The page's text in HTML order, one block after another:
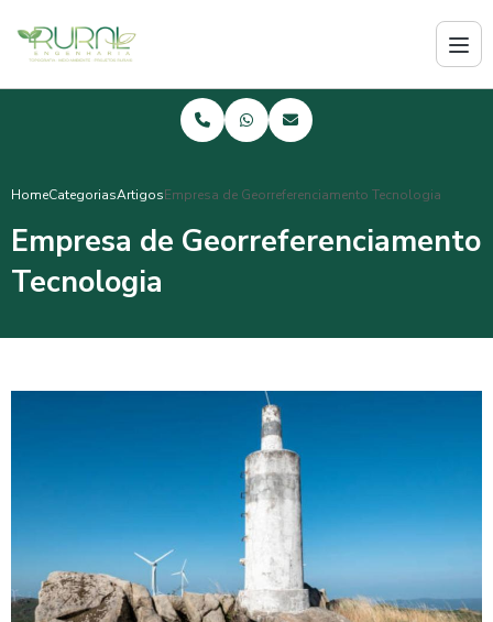
HomeCategoriasArtigosEmpresa de Georreferenciamento Tecnologia
Empresa de Georreferenciamento
Tecnologia